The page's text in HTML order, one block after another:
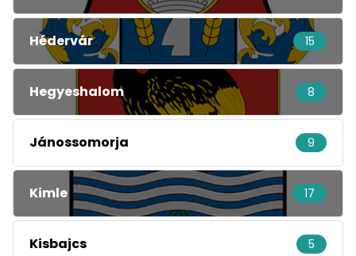
Hédervár 15
Hegyeshalom 8
Jánossomorja 9
Kimle 17
Kisbajcs 5